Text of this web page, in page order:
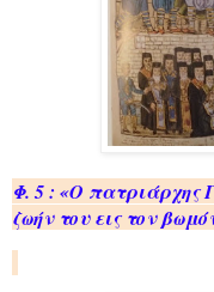
Φ. 5 : «Ο πατριάρχης
ζωήν του εις τον